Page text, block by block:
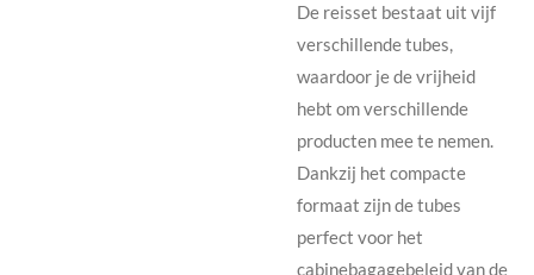
De reisset bestaat uit vijf
verschillende tubes,
waardoor je de vrijheid
hebt om verschillende
producten mee te nemen.
Dankzij het compacte
formaat zijn de tubes
perfect voor het
cabinebagagebeleid van de